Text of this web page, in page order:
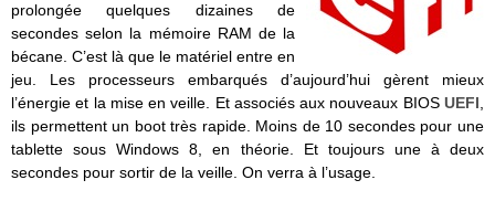
prolongée quelques dizaines de
secondes selon la mémoire RAM de la
bécane. C’est là que le matériel entre en
jeu. Les processeurs embarqués d’aujourd’hui gèrent mieux
l’énergie et la mise en veille. Et associés aux nouveaux BIOS UEFI
ils permettent un boot très rapide. Moins de 10 secondes pour une
tablette sous Windows 8, en théorie. Et toujours une à deux
secondes pour sortir de la veille. On verra à l’usage.